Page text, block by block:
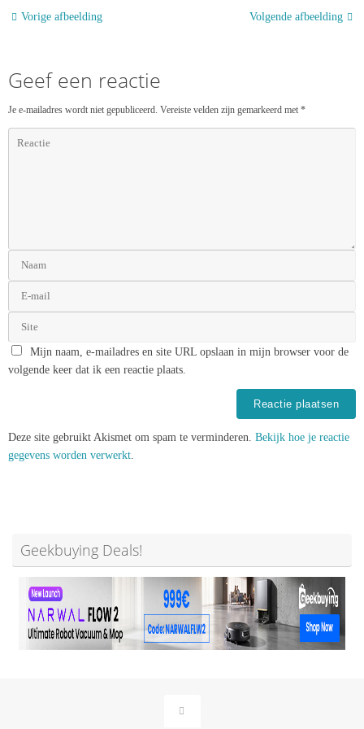
Vorige afbeelding Volgende afbeelding
Geef een reactie
Je e-mailadres wordt niet gepubliceerd. Vereiste velden zijn gemarkeerd met *
Mijn naam, e-mailadres en site URL opslaan in mijn browser voor de
volgende keer dat ik een reactie plaats.
Deze site gebruikt Akismet om spam te verminderen. Bekijk hoe je reactie
gegevens worden verwerkt
Geekbuying Deals!